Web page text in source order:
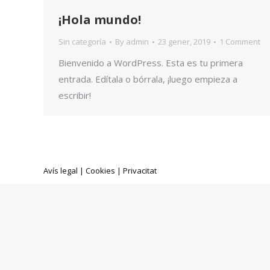
¡Hola mundo!
Sin categoría By admin 23 gener, 2019 1 Comment
Bienvenido a WordPress. Esta es tu primera
entrada. Edítala o bórrala, ¡luego empieza a
escribir!
Avís legal | Cookies | Privacitat